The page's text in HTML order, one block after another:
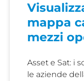
mappa
mezzi
Asset e Sat: i
le aziende